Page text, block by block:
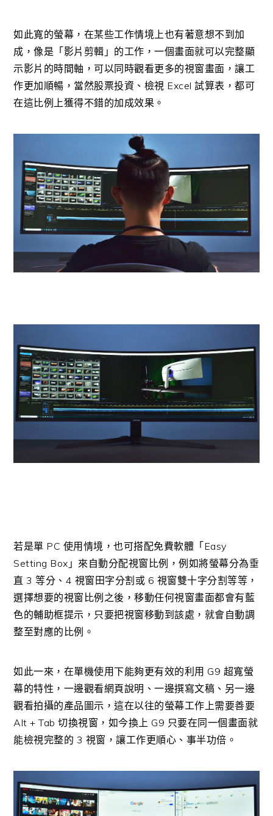
如此寬的螢幕，在某些工作情境上也有著意想不到加
成，像是「影片剪輯」的工作，一個畫面就可以完整顯
示影片的時間軸，可以同時觀看更多的視窗畫面，讓工
作更加順暢，當然股票投資、檢視 Excel 試算表，都可
在這比例上獲得不錯的加成效果。
若是單 PC 使用情境，也可搭配免費軟體「Easy
Setting Box」來自動分配視窗比例，例如將螢幕分為垂
直 3 等分、4 視窗田字分割或 6 視窗雙十字分割等等，
選擇想要的視窗比例之後，移動任何視窗畫面都會有藍
色的輔助框提示，只要把視窗移動到該處，就會自動調
整至對應的比例。
如此一來，在單機使用下能夠更有效的利用 G9 超寬螢
幕的特性，一邊觀看網頁說明、一邊撰寫文稿、另一邊
觀看拍攝的產品圖示，這在以往的螢幕工作上需要善要
Alt + Tab 切換視窗，如今換上 G9 只要在同一個畫面就
能檢視完整的 3 視窗，讓工作更順心、事半功倍。